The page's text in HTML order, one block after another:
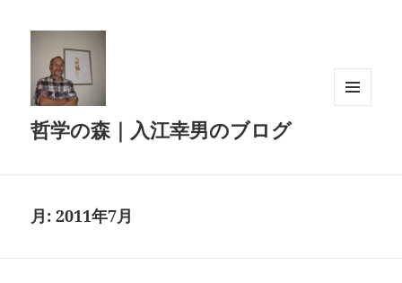
哲学の森｜入江幸男のブログ
月:2011年7月